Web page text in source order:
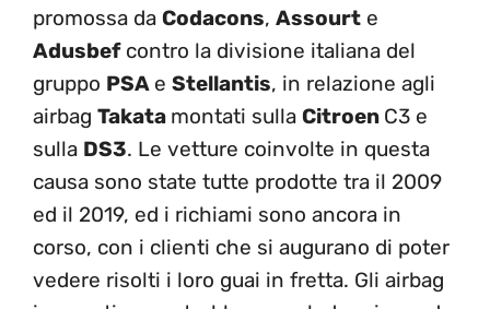
promossa da Codacons, Assourt e
Adusbefcontro la divisione italiana del
gruppo PSA e Stellantis, in relazione agli
airbag Takata montati sulla Citroen C3 e
sulla DS3. Le vetture coinvolte in questa
causa sono state tutte prodotte tra il 2009
ed il 2019, ed i richiami sono ancora in
corso, con i clienti che si augurano di poter
vedere risolti i loro guai in fretta. Gli airbag